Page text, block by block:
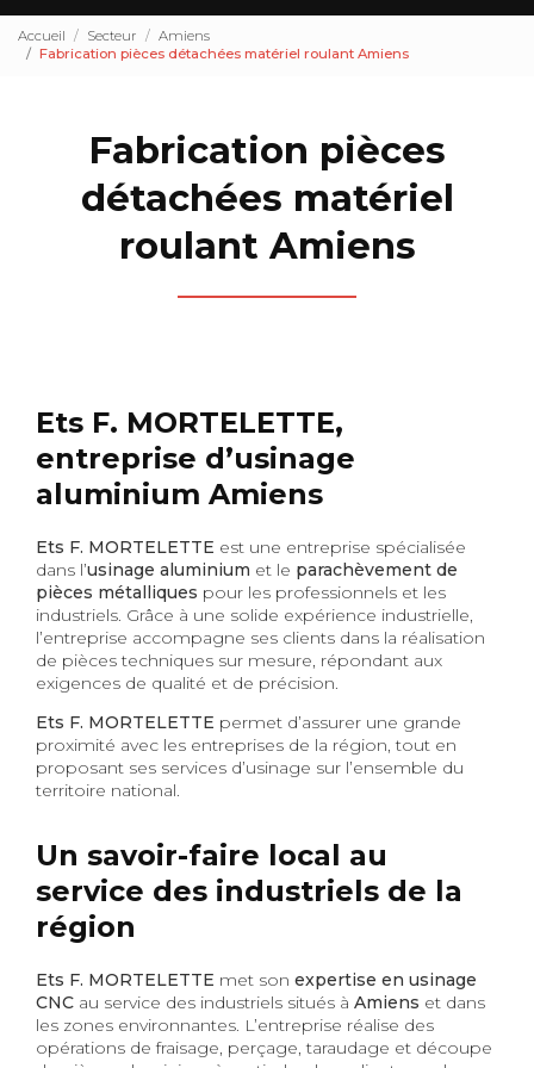
Accueil Secteur
Amiens
Fabrication pièces détachées matériel roulant Amiens
Fabrication pièces
détachées matériel
roulant Amiens
Ets F. MORTELETTE,
entreprise d’usinage
aluminium Amiens
Ets F. MORTELETTE est une entreprise spécialisée
dans l’usinage aluminium et le parachèvement de
pièces métalliques pour les professionnels et les
industriels. Grâce à une solide expérience industrielle,
l’entreprise accompagne ses clients dans la réalisation
de pièces techniques sur mesure, répondant aux
exigences de qualité et de précision.
Ets F. MORTELETTE permet d’assurer une grande
proximité avec les entreprises de la région, tout en
proposant ses services d’usinage sur l’ensemble du
territoire national.
Un savoir-faire local au
service des industriels de la
région
Ets F. MORTELETTE met son expertise en usinage
CNC au service des industriels situés à Amiens et dans
les zones environnantes. L’entreprise réalise des
opérations de fraisage, perçage, taraudage et découpe